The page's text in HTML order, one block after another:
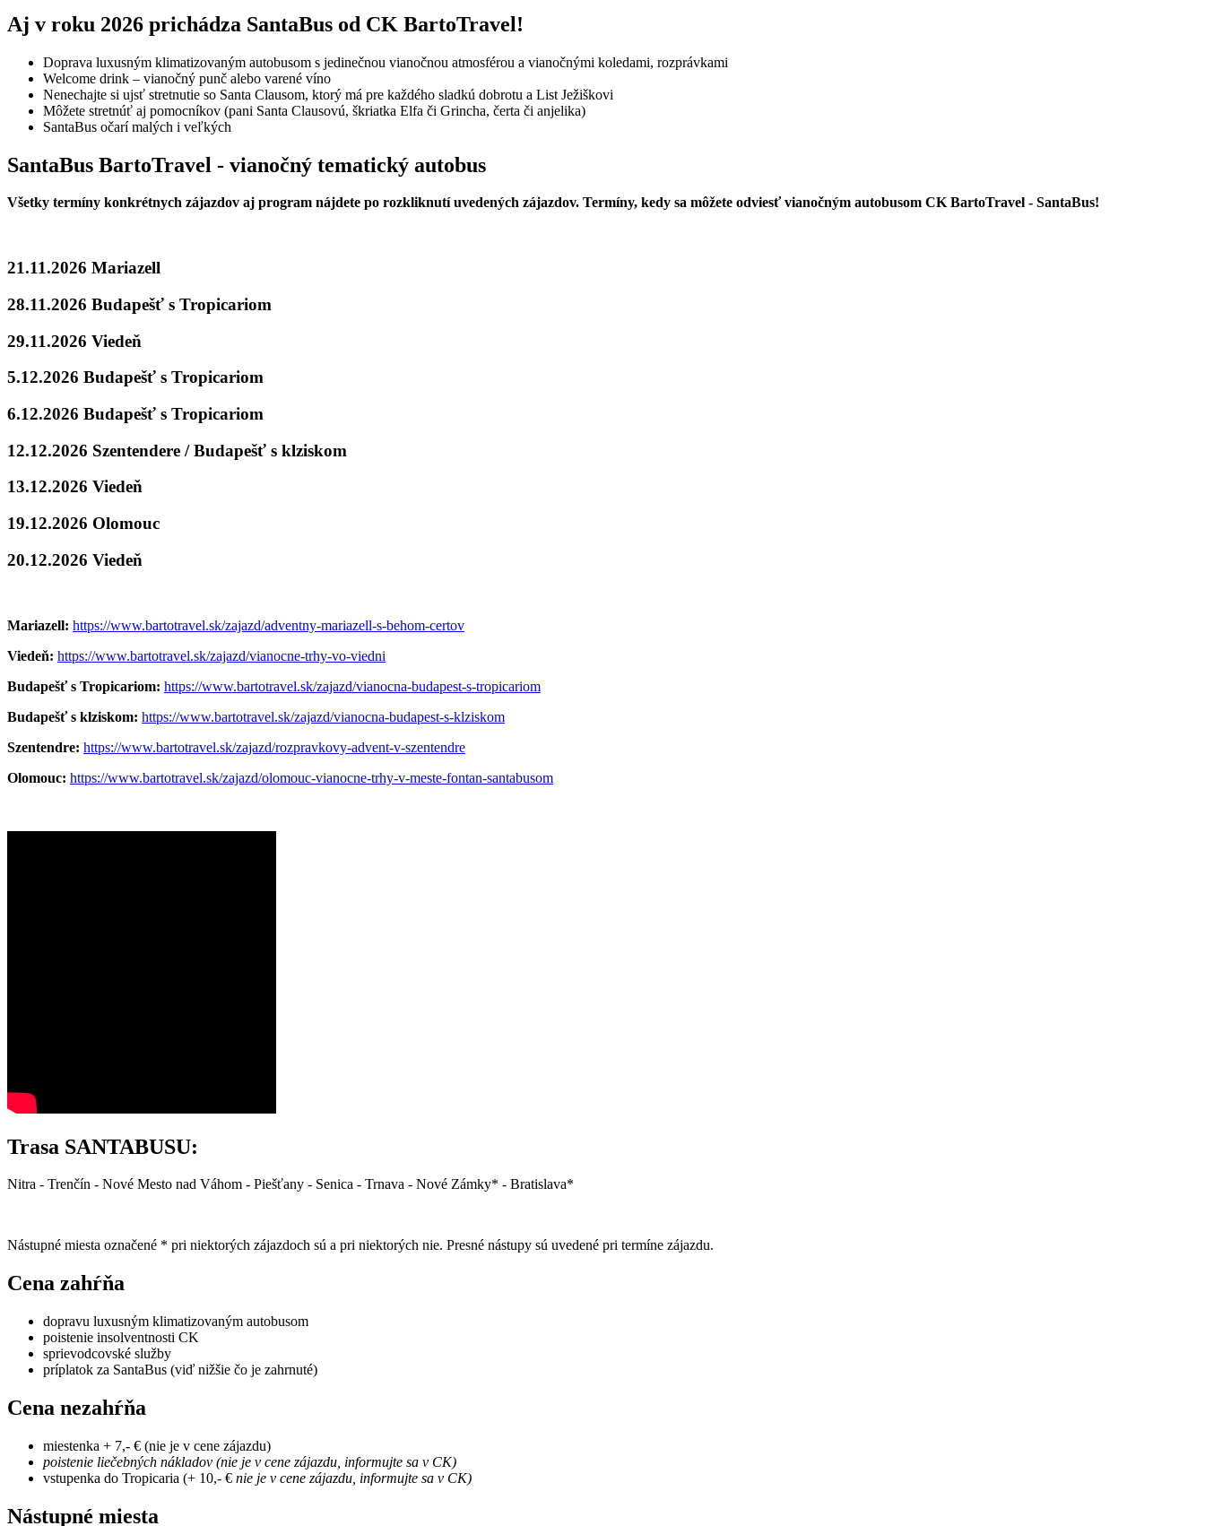
Aj v roku 2026 prichádza SantaBus od CK BartoTravel!
Doprava luxusným klimatizovaným autobusom s jedinečnou vianočnou atmosférou a vianočnými koledami, rozprávkami
Welcome drink – vianočný punč alebo varené víno
Nenechajte si ujsť stretnutie so Santa Clausom, ktorý má pre každého sladkú dobrotu a List Ježiškovi
Môžete stretnúť aj pomocníkov (pani Santa Clausovú, škriatka Elfa či Grincha, čerta či anjelika)
SantaBus očarí malých i veľkých
SantaBus BartoTravel - vianočný tematický autobus
Všetky termíny konkrétnych zájazdov aj program nájdete po rozkliknutí uvedených zájazdov. Termíny, kedy sa môžete odviesť vianočným autobusom CK BartoTravel - SantaBus!
21.11.2026 Mariazell
28.11.2026 Budapešť s Tropicariom
29.11.2026 Viedeň
5.12.2026 Budapešť s Tropicariom
6.12.2026 Budapešť s Tropicariom
12.12.2026 Szentendere / Budapešť s klziskom
13.12.2026 Viedeň
19.12.2026 Olomouc
20.12.2026 Viedeň
Mariazell: https://www.bartotravel.sk/zajazd/adventny-mariazell-s-behom-certov
Viedeň: https://www.bartotravel.sk/zajazd/vianocne-trhy-vo-viedni
Budapešť s Tropicariom: https://www.bartotravel.sk/zajazd/vianocna-budapest-s-tropicariom
Budapešť s klziskom: https://www.bartotravel.sk/zajazd/vianocna-budapest-s-klziskom
Szentendre: https://www.bartotravel.sk/zajazd/rozpravkovy-advent-v-szentendre
Olomouc: https://www.bartotravel.sk/zajazd/olomouc-vianocne-trhy-v-meste-fontan-santabusom
Trasa SANTABUSU:
Nitra - Trenčín - Nové Mesto nad Váhom - Piešťany - Senica - Trnava - Nové Zámky* - Bratislava*
Nástupné miesta označené * pri niektorých zájazdoch sú a pri niektorých nie. Presné nástupy sú uvedené pri termíne zájazdu.
Cena zahŕňa
dopravu luxusným klimatizovaným autobusom
poistenie insolventnosti CK
sprievodcovské služby
príplatok za SantaBus (viď nižšie čo je zahrnuté)
Cena nezahŕňa
miestenka + 7,- € (nie je v cene zájazdu)
poistenie liečebných nákladov (nie je v cene zájazdu, informujte sa v CK)
vstupenka do Tropicaria (+ 10,- € nie je v cene zájazdu, informujte sa v CK)
Nástupné miesta